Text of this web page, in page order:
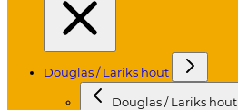
Douglas / Lariks hout
Douglas / Lariks hout